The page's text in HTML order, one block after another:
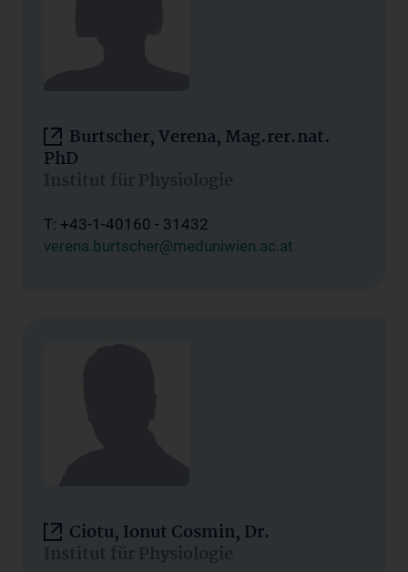
Burtscher, Verena, Mag.rer.nat.
PhD
Institut für Physiologie
T: +43-1-40160 - 31432
verena.burtscher@meduniwien.ac.at
Ciotu, Ionut Cosmin, Dr.
Institut für Physiologie